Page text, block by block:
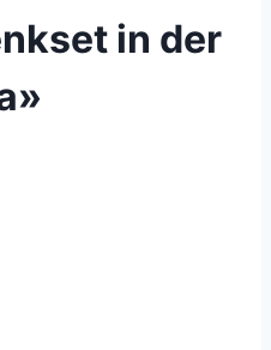
in der